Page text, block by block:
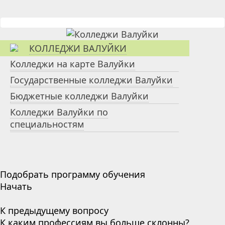
КОЛЛЕДЖИ ВАЛУЙКИ
Колледжи на карте Валуйки
Государственные колледжи Валуйки
Бюджетные колледжи Валуйки
Колледжи Валуйки по
специальностям
Подобрать программу обучения
Начать
К предыдущему вопросу
К каким профессиям вы больше склонны?